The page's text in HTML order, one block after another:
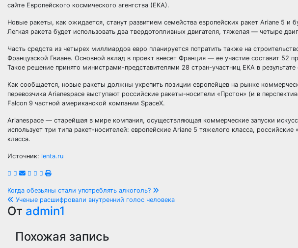
сайте Европейского космического агентства (ЕКА).
Новые ракеты, как ожидается, станут развитием семейства европейских ракет Ariane 5 и
Легкая ракета будет использовать два твердотопливных двигателя, тяжелая — четыре
Часть средств из четырех миллиардов евро планируется потратить также на
Французской Гвиане. Основной вклад в проект внесет Франция — ее участие составит 52
Такое решение принято министрами-представителями 28 стран-участниц ЕКА в
Как сообщается, новые ракеты должны укрепить позиции европейцев на рынке
перевозчика Arianespace выступают российские ракеты-носители «Протон» (и в
Falcon 9 частной американской компании SpaceX.
Arianespace — старейшая в мире компания, осуществляющая коммерческие запуски
использует три типа ракет-носителей: европейские Ariane 5 тяжелого класса,
класса.
Источник: lenta.ru
Навигация
по
записям
Когда обезьяны стали употреблять алкоголь?
Ученые расшифровали внутренний голос человека
От admin1
Похожая запись